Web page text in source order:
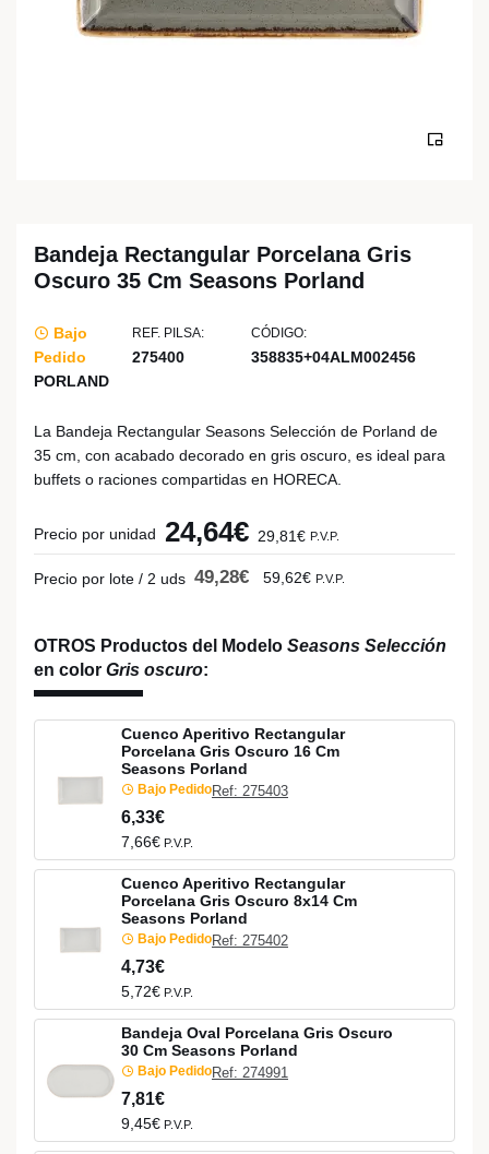
Bandeja Rectangular Porcelana Gris
Oscuro 35 Cm Seasons Porland
Bajo
Pedido
REF. PILSA:
275400
CÓDIGO:
358835+04ALM002456
PORLAND
La Bandeja Rectangular Seasons Selección de Porland de
35 cm, con acabado decorado en gris oscuro, es ideal para
buffets o raciones compartidas en HORECA.
Precio por unidad 24,64€ 29,81€ P.V.P.
Precio por lote / 2 uds 49,28€ 59,62€ P.V.P.
OTROS Productos del Modelo Seasons Selección
en color Gris oscuro:
Cuenco Aperitivo Rectangular
Porcelana Gris Oscuro 16 Cm
Seasons Porland
Bajo PedidoRef: 275403
6,33€
7,66€ P.V.P.
Cuenco Aperitivo Rectangular
Porcelana Gris Oscuro 8x14 Cm
Seasons Porland
Bajo PedidoRef: 275402
4,73€
5,72€ P.V.P.
Bandeja Oval Porcelana Gris Oscuro
30 Cm Seasons Porland
Bajo PedidoRef: 274991
7,81€
9,45€ P.V.P.